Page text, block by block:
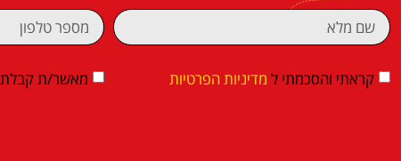
קראתי והסכמתי ל מדיניות הפרטיות מאשר/ת קבלת